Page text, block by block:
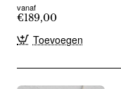
vanaf
€189,00
Toevoegen